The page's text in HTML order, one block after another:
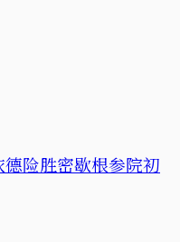
险胜密歇根参院初